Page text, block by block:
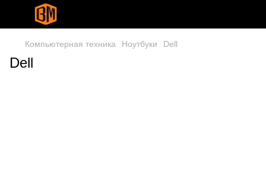
Компьютерная техника Ноутбуки Dell
Dell